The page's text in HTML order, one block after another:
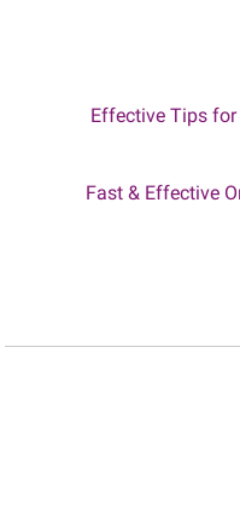
8 Effective Tips
35 Fast &